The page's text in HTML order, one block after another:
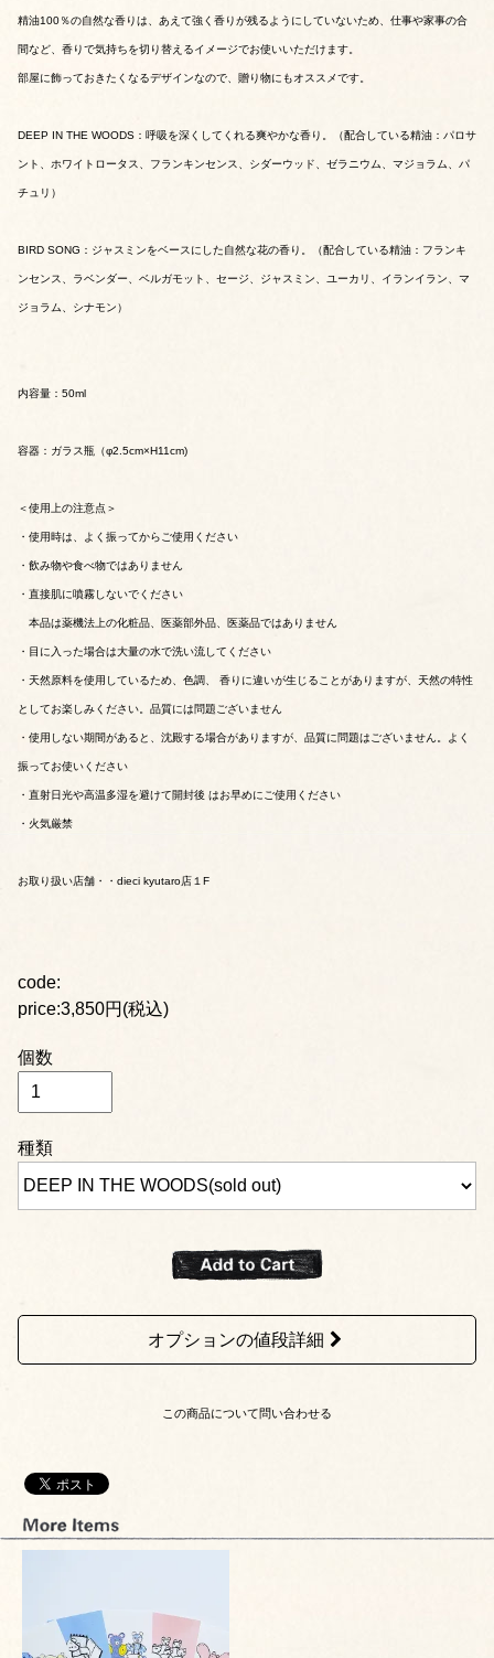
精油100％の自然な香りは、あえて強く香りが残るようにしていないため、仕事や家事の合
間など、香りで気持ちを切り替えるイメージでお使いいただけます。
部屋に飾っておきたくなるデザインなので、贈り物にもオススメです。
DEEP IN THE WOODS：呼吸を深くしてくれる爽やかな香り。（配合している精油：パロサ
ント、ホワイトロータス、フランキンセンス、シダーウッド、ゼラニウム、マジョラム、パ
チュリ）
BIRD SONG：ジャスミンをベースにした自然な花の香り。（配合している精油：フランキ
ンセンス、ラベンダー、ベルガモット、セージ、ジャスミン、ユーカリ、イランイラン、マ
ジョラム、シナモン）
内容量：50ml
容器：ガラス瓶（φ2.5cm×H11cm)
＜使用上の注意点＞
・使用時は、よく振ってからご使用ください
・飲み物や食べ物ではありません
・直接肌に噴霧しないでください
本品は薬機法上の化粧品、医薬部外品、医薬品ではありません
・目に入った場合は大量の水で洗い流してください
・天然原料を使用しているため、色調、 香りに違いが生じることがありますが、天然の特性
としてお楽しみください。品質には問題ございません
・使用しない期間があると、沈殿する場合がありますが、品質に問題はございません。よく
振ってお使いください
・直射日光や高温多湿を避けて開封後 はお早めにご使用ください
・火気厳禁
お取り扱い店舗・・dieci kyutaro店１F
code:
price:3,850円(税込)
個数
種類
オプションの値段詳細
この商品について問い合わせる